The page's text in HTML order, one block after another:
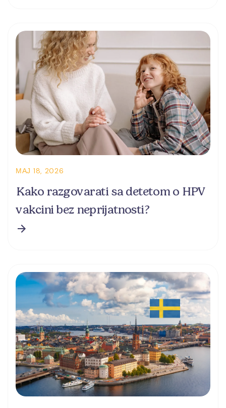
МАЈ 18, 2026
Kako razgovarati sa detetom o HPV
vakcini bez neprijatnosti?